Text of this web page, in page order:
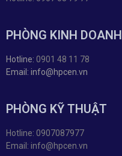
PHÒNG KINH DOANH
Hotline: 0901 48 11 78
Email: info@hpcen.vn
PHÒNG KỸ THUẬT
Hotline: 0907087977
Email: info@hpcen.vn